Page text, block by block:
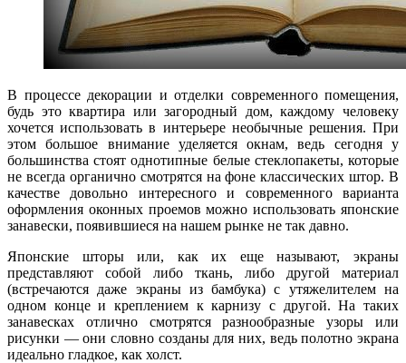
В процессе декорации и отделки современного помещения,
будь это квартира или загородный дом, каждому человеку
хочется использовать в интерьере необычные решения. При
этом большое внимание уделяется окнам, ведь сегодня у
большинства стоят однотипные белые стеклопакеты, которые
не всегда органично смотрятся на фоне классических штор. В
качестве довольно интересного и современного варианта
оформления оконных проемов можно использовать японские
занавески, появившиеся на нашем рынке не так давно.
Японские шторы или, как их еще называют, экраны
представляют собой либо ткань, либо другой материал
(встречаются даже экраны из бамбука) с утяжелителем на
одном конце и креплением к карнизу с другой. На таких
занавесках отлично смотрятся разнообразные узоры или
рисунки — они словно созданы для них, ведь полотно экрана
идеально гладкое, как холст.